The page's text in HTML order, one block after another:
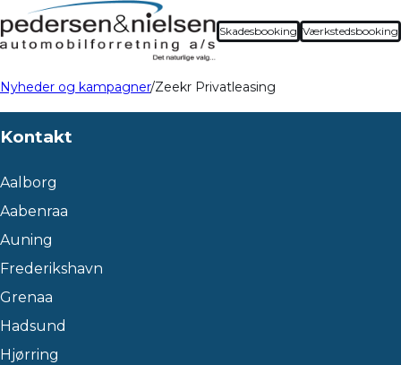
Skadesbooking Værkstedsbooking
Nyheder og kampagner Zeekr Privatleasing
Kontakt
Aalborg
Aabenraa
Auning
Frederikshavn
Grenaa
Hadsund
Hjørring